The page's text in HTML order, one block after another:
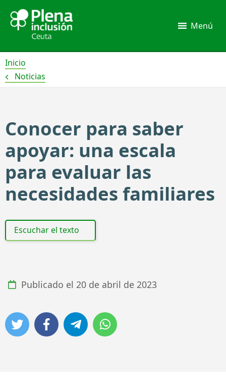
contenido
Menú
Inicio
Noticias
Conocer para saber
apoyar: una escala
para evaluar las
necesidades familiares
Escuchar el texto
Publicado el 20 de abril de 2023